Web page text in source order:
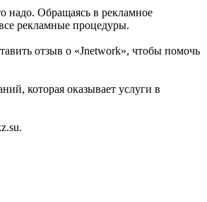
надо. Обращаясь в рекламное
рекламные процедуры.
отзыв о «Jnetwork», чтобы помочь
которая оказывает услуги в